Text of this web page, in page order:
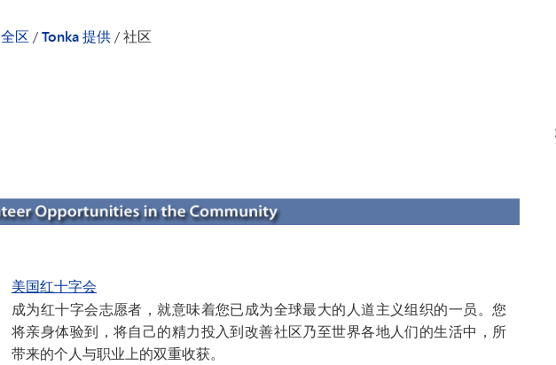
全区/Tonka 提供/社区
美国红十字会
成为红十字会志愿者，就意味着您已成为全球最大的人道主义组织的一员。您
将亲身体验到，将自己的精力投入到改善社区乃至世界各地人们的生活中，所
带来的个人与职业上的双重收获。